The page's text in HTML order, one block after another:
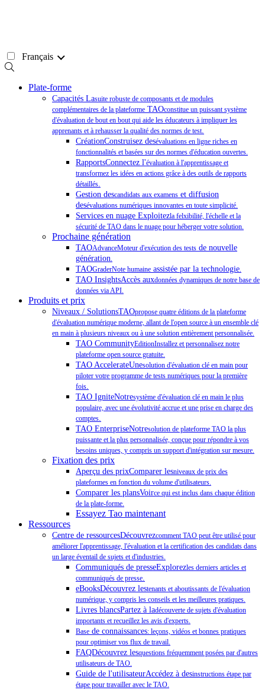
Français
Plate-forme
Capacités Lasuite robuste de composants et de modules
complémentaires de la plateforme TAOconstitue un puissant système
d'évaluation de bout en bout qui aide les éducateurs à impliquer les
apprenants et à rehausser la qualité des normes de test.
CréationConstruisez desévaluations en ligne riches en
fonctionnalités et basées sur des normes d'éducation ouvertes.
RapportsConnectez l'évaluation à l'apprentissage et
transformez les idées en actions grâce à des outils de rapports
détaillés.
Gestion descandidats aux examens et diffusion
desévaluations numériques innovantes en toute simplicité.
Services en nuage Exploitezla felxibilité, l'échelle et la
sécurité de TAO dans le nuage pour héberger votre solution.
Prochaine génération
TAOAdvanceMoteur d'exécution des tests de nouvelle
génération.
TAOGraderNote humaine assistée par la technologie.
TAO InsightsAccès auxdonnées dynamiques de notre base de
données via API.
Produits et prix
Niveaux / SolutionsTAOpropose quatre éditions de la plateforme
d'évaluation numérique moderne, allant de l'open source à un ensemble clé
en main à plusieurs niveaux ou à une solution entièrement personnalisée.
TAO CommunityEditionInstallez et personnalisez notre
plateforme open source gratuite.
TAO AccelerateUnesolution d'évaluation clé en main pour
piloter votre programme de tests numériques pour la première
fois.
TAO IgniteNotresystème d'évaluation clé en main le plus
populaire, avec une évolutivité accrue et une prise en charge des
comptes.
TAO EnterpriseNotresolution de plateforme TAO la plus
puissante et la plus personnalisée, conçue pour répondre à vos
besoins uniques, y compris un support d'intégration sur mesure.
Fixation des prix
Aperçu des prixComparer lesniveaux de prix des
plateformes en fonction du volume d'utilisateurs.
Comparer les plansVoirce qui est inclus dans chaque édition
de la plate-forme.
Essayez Tao maintenant
Ressources
Centre de ressourcesDécouvrezcomment TAO peut être utilisé pour
améliorer l'apprentissage, l'évaluation et la certification des candidats dans
un large éventail de sujets et d'industries.
Communiqués de presseExplorezles derniers articles et
communiqués de presse.
eBooksDécouvrez lestenants et aboutissants de l'évaluation
numérique, y compris les conseils et les meilleures pratiques.
Livres blancsPartez à ladécouverte de sujets d'évaluation
importants et recueillez les avis d'experts.
Base de connaissances: leçons, vidéos et bonnes pratiques
pour optimiser vos flux de travail.
FAQDécouvrez lesquestions fréquemment posées par d'autres
utilisateurs de TAO.
Guide de l'utilisateurAccédez à desinstructions étape par
étape pour travailler avec le TAO.